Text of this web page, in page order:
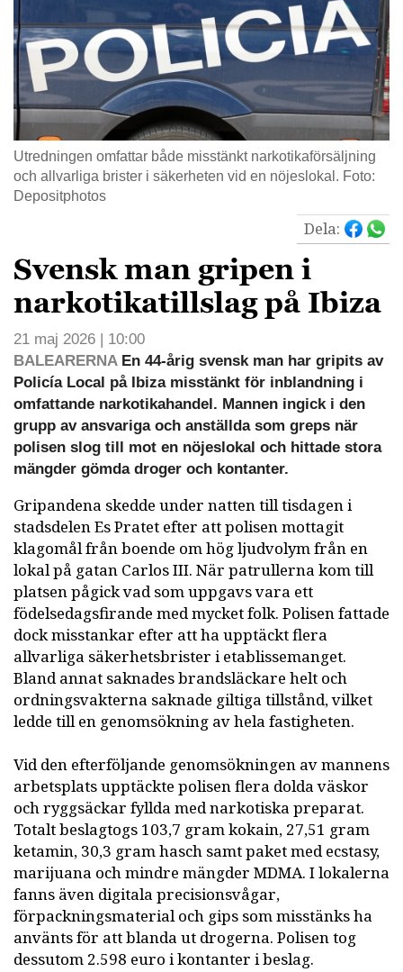
Utredningen omfattar både misstänkt narkotikaförsäljning
och allvarliga brister i säkerheten vid en nöjeslokal. Foto:
Depositphotos
Dela:
Svensk man gripen i
narkotikatillslag på Ibiza
21 maj 2026 | 10:00
BALEARERNAEn 44-årig svensk man har gripits av
Policía Local på Ibiza misstänkt för inblandning i
omfattande narkotikahandel. Mannen ingick i den
grupp av ansvariga och anställda som greps när
polisen slog till mot en nöjeslokal och hittade stora
mängder gömda droger och kontanter.
Gripandena skedde under natten till tisdagen i
stadsdelen Es Pratet efter att polisen mottagit
klagomål från boende om hög ljudvolym från en
lokal på gatan Carlos III. När patrullerna kom till
platsen pågick vad som uppgavs vara ett
födelsedagsfirande med mycket folk. Polisen fattade
dock misstankar efter att ha upptäckt flera
allvarliga säkerhetsbrister i etablissemanget.
Bland annat saknades brandsläckare helt och
ordningsvakterna saknade giltiga tillstånd, vilket
ledde till en genomsökning av hela fastigheten.
Vid den efterföljande genomsökningen av mannens
arbetsplats upptäckte polisen flera dolda väskor
och ryggsäckar fyllda med narkotiska preparat.
Totalt beslagtogs 103,7 gram kokain, 27,51 gram
ketamin, 30,3 gram hasch samt paket med ecstasy,
marijuana och mindre mängder MDMA. I lokalerna
fanns även digitala precisionsvågar,
förpackningsmaterial och gips som misstänks ha
använts för att blanda ut drogerna. Polisen tog
dessutom 2.598 euro i kontanter i beslag.